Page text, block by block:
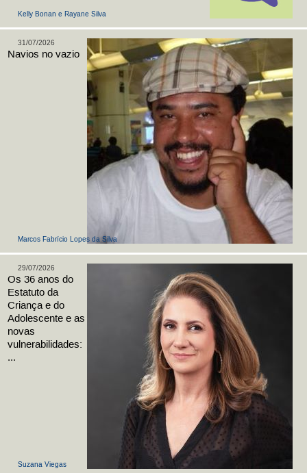
Kelly Bonan e Rayane Silva
Marcos Fabrício Lopes da Silva
31/07/2026
Navios no vazio
Suzana Viegas
29/07/2026
Os 36 anos do
Estatuto da
Criança e do
Adolescente e as
novas
vulnerabilidades:
...